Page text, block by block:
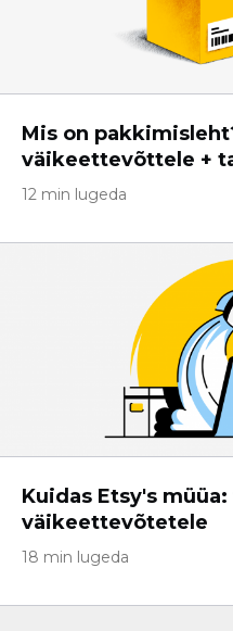
Mis on
väikeettevõttele +
12 min lugeda
Kuidas Etsy's
väikeettevõtetele
18 min lugeda